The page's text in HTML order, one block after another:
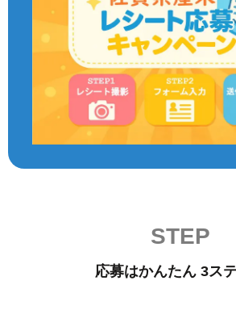
STEP
応募はかんたん 3ス